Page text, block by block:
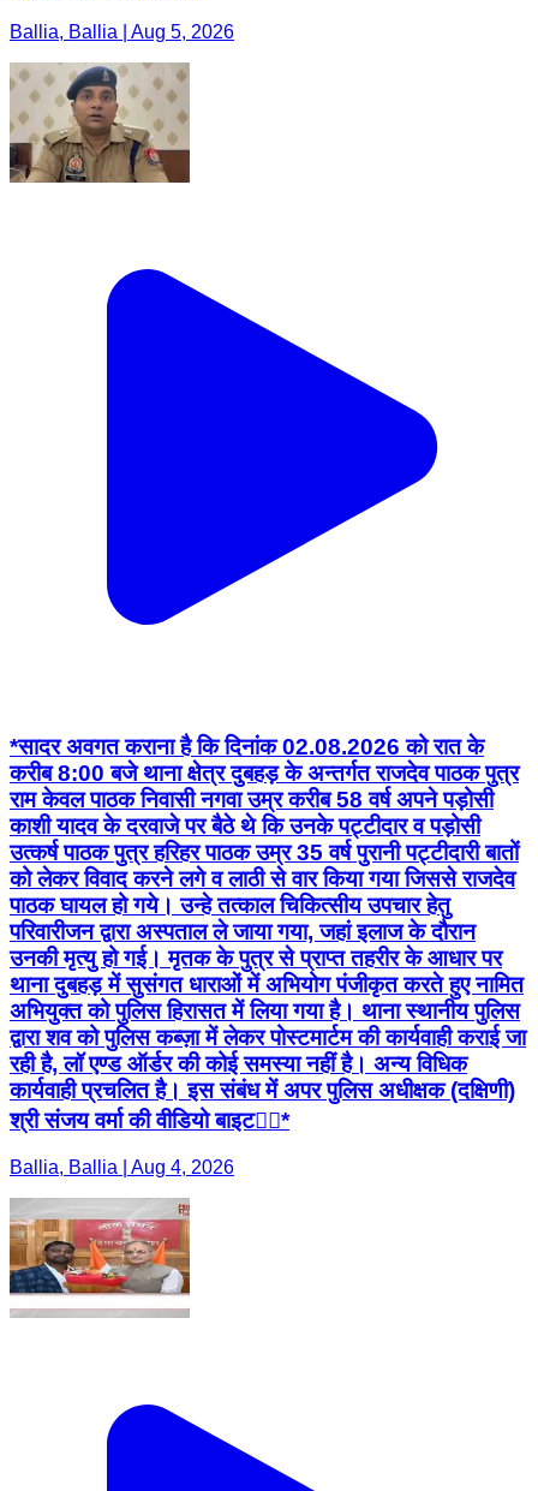
Ballia, Ballia | Aug 5, 2026
*सादर अवगत कराना है कि दिनांक 02.08.2026 को रात के
करीब 8:00 बजे थाना क्षेत्र दुबहड़ के अन्तर्गत राजदेव पाठक पुत्र
राम केवल पाठक निवासी नगवा उम्र करीब 58 वर्ष अपने पड़ोसी
काशी यादव के दरवाजे पर बैठे थे कि उनके पट्टीदार व पड़ोसी
उत्कर्ष पाठक पुत्र हरिहर पाठक उम्र 35 वर्ष पुरानी पट्टीदारी बातों
को लेकर विवाद करने लगे व लाठी से वार किया गया जिससे राजदेव
पाठक घायल हो गये। उन्हे तत्काल चिकित्सीय उपचार हेतु
परिवारीजन द्वारा अस्पताल ले जाया गया, जहां इलाज के दौरान
उनकी मृत्यु हो गई। मृतक के पुत्र से प्राप्त तहरीर के आधार पर
थाना दुबहड़ में सुसंगत धाराओं में अभियोग पंजीकृत करते हुए नामित
अभियुक्त को पुलिस हिरासत में लिया गया है। थाना स्थानीय पुलिस
द्वारा शव को पुलिस कब्ज़ा में लेकर पोस्टमार्टम की कार्यवाही कराई जा
रही है, लॉ एण्ड ऑर्डर की कोई समस्या नहीं है। अन्य विधिक
कार्यवाही प्रचलित है। इस संबंध में अपर पुलिस अधीक्षक (दक्षिणी)
श्री संजय वर्मा की वीडियो बाइट👇🏻*
Ballia, Ballia | Aug 4, 2026